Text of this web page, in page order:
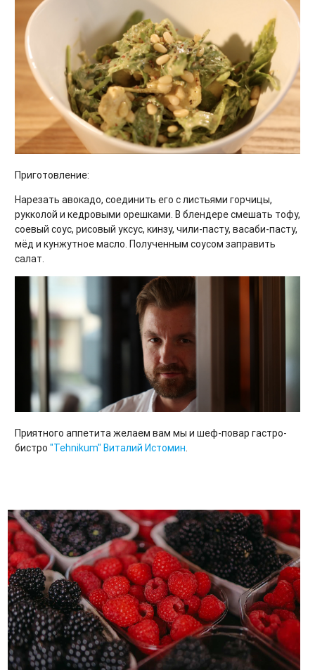
Приготовление:
Нарезать авокадо, соединить его с листьями горчицы,
рукколой и кедровыми орешками. В блендере смешать тофу,
соевый соус, рисовый уксус, кинзу, чили-пасту, васаби-пасту,
мёд и кунжутное масло. Полученным соусом заправить
салат.
Приятного аппетита желаем вам мы и шеф-повар гастро-
бистро "Tehnikum" Виталий Истомин.